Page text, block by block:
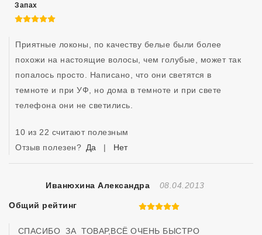
Запах
5 из 5
Приятные локоны, по качеству белые были более
похожи на настоящие волосы, чем голубые, может так
попалось просто. Написано, что они светятся в
темноте и при УФ, но дома в темноте и при свете
телефона они не светились.
10 из 22 считают полезным
Отзыв полезен? Да | Нет
Иванюхина Александра Отзыв Создан
08.04.2013
Общий рейтинг 5 из 5